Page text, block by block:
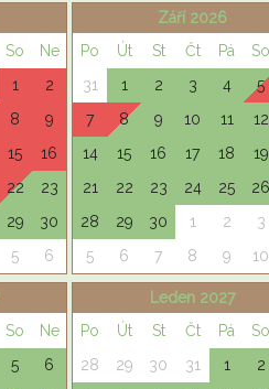
So
Ne
1
2
8
9
15
16
22
23
29
30
5 6
Září 2026
Po
Út St Čt Pá
So
31
1 2 3 4
5
7
8 9 10 11
12
14
15 16 17 18
19
21
22 23 24 25
26
28
29 30 1 2
3
5
6 7 8 9 10
So
Ne
5
6
Leden 2027
Po
Út St Čt Pá
So
28
29 30 31 1
2